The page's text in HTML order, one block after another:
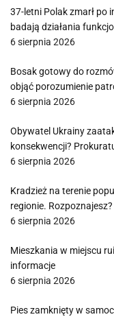
37-letni Polak zmarł po
badają działania
6 sierpnia 2026
Bosak gotowy do
objąć porozumienie
6 sierpnia 2026
Obywatel Ukrainy
konsekwencji?
6 sierpnia 2026
Kradzież na terenie
regionie. Rozpoznajesz?
6 sierpnia 2026
Mieszkania w miejscu
informacje
6 sierpnia 2026
Pies zamknięty w